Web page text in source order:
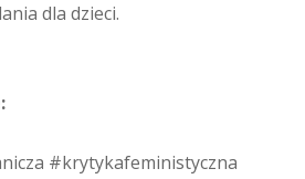
dla dzieci.
#krytykafeministyczna